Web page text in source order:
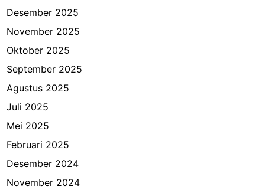
Desember 2025
November 2025
Oktober 2025
September 2025
Agustus 2025
Juli 2025
Mei 2025
Februari 2025
Desember 2024
November 2024